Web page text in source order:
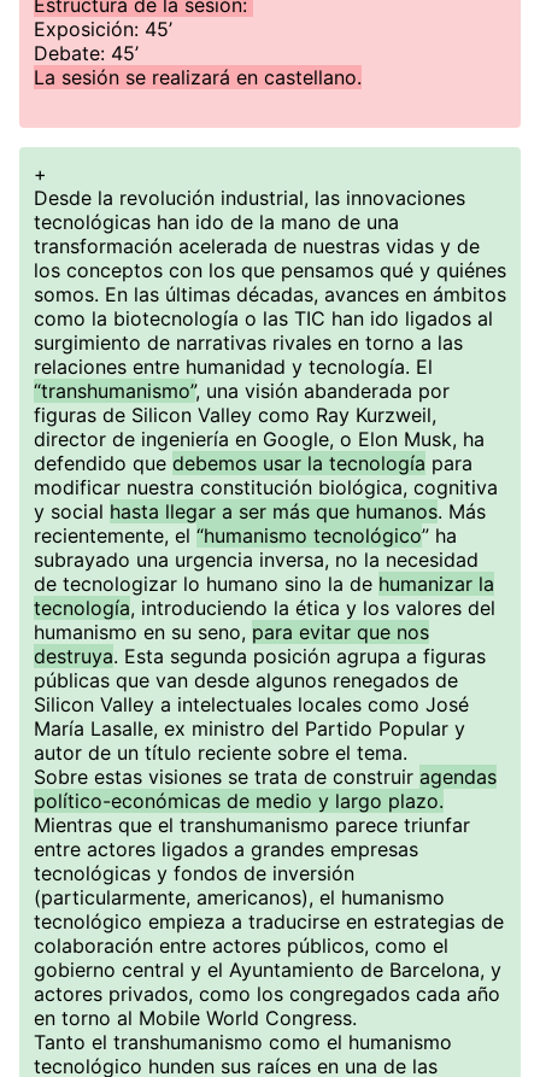
Estructura de la sesión:
Exposición: 45’
Debate: 45’
La sesión se real izará en castellano.
+
Desde la revolución industrial, las innovaciones
tecnológicas han ido de la mano de una
transformación acelerada de nuestras vidas y de
los conceptos con los que pensamos qué y quiénes
somos. En las últimas décadas, avances en ámbitos
como la biotecnología o las TIC han ido ligados al
surgimiento de narrativas rivales en torno a las
relaciones entre humanidad y tecnología. El
“transhumanismo”, una visión abanderada por
figuras de Silicon Valley como Ray Kurzweil,
director de ingeniería en Google, o Elon Musk, ha
defendido que debemos usar la tecnología para
modificar nuestra constitución biológica, cognitiva
y social hasta llegar a ser más que humanos. Más
recientemente, el “humanismo tecnológico” ha
subrayado una urgencia inversa, no la necesidad
de tecnologizar lo humano sino la de humanizar la
tecnología, introduciendo la ética y los valores del
humanismo en su seno, para evitar que nos
destruya. Esta segunda posición agrupa a figuras
públicas que van desde algunos renegados de
Silicon Valley a intelectuales locales como José
María Lasalle, ex ministro del Partido Popular y
autor de un título reciente sobre el tema.
Sobre estas visiones se trata de construir agendas
político-económicas de medio y largo plazo.
Mientras que el transhumanismo parece triunfar
entre actores ligados a grandes empresas
tecnológicas y fondos de inversión
(particularmente, americanos), el humanismo
tecnológico empieza a traducirse en estrategias de
colaboración entre actores públicos, como el
gobierno central y el Ayuntamiento de Barcelona, y
actores privados, como los congregados cada año
en torno al Mobile World Congress.
Tanto el transhumanismo como el humanismo
tecnológico hunden sus raíces en una de las